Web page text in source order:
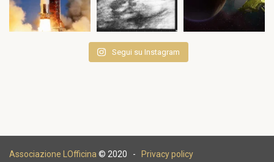
Segui su Instagram
Associazione LOfficina© 2020 - Privacy policy